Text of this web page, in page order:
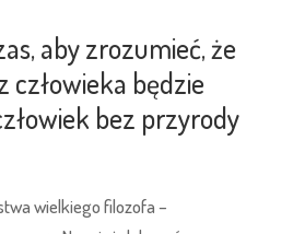
aby zrozumieć, że
człowieka będzie
bez przyrody
wielkiego filozofa –